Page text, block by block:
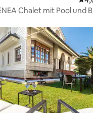
Chalet mit Pool und